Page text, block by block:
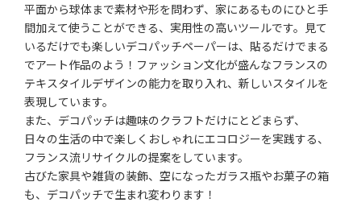
平面から球体まで素材や形を問わず、家にあるものにひと手
間加えて使うことができる、実用性の高いツールです。見て
いるだけでも楽しいデコパッチペーパーは、貼るだけでまる
でアート作品のよう！ファッション文化が盛んなフランスの
テキスタイルデザインの能力を取り入れ、新しいスタイルを
表現しています。
また、デコパッチは趣味のクラフトだけにとどまらず、
日々の生活の中で楽しくおしゃれにエコロジーを実践する、
フランス流リサイクルの提案をしています。
古びた家具や雑貨の装飾、空になったガラス瓶やお菓子の箱
も、デコパッチで生まれ変わります！